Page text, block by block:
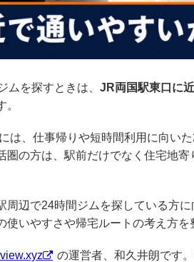
ムを探すときは、 JR両国駅東口に
は、仕事帰りや短時間利用に向い
圏の方は、駅前だけでなく住宅地
周辺で24時間ジムを探している方に
使いやすさや帰宅ルートの考え方を
の運営者、和久井朗です